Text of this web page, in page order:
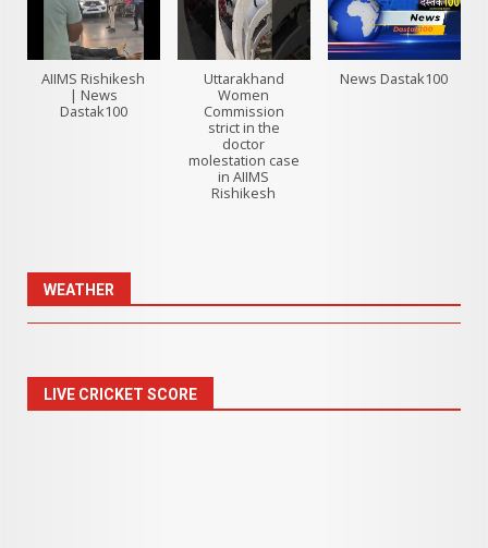
AIIMS Rishikesh
| News
Dastak100
Uttarakhand
Women
Commission
strict in the
doctor
molestation case
in AIIMS
Rishikesh
News Dastak100
WEATHER
LIVE CRICKET SCORE